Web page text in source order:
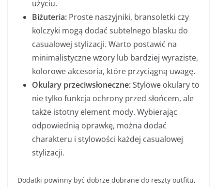
użyciu.
Biżuteria: Proste naszyjniki, bransoletki czy
kolczyki mogą dodać subtelnego blasku do
casualowej stylizacji. Warto postawić na
minimalistyczne wzory lub bardziej wyraziste,
kolorowe akcesoria, które przyciągną uwagę.
Okulary przeciwsłoneczne:Stylowe okulary to
nie tylko funkcja ochrony przed słońcem, ale
także istotny element mody. Wybierając
odpowiednią oprawkę, można dodać
charakteru i stylowości każdej casualowej
stylizacji.
Dodatki powinny być dobrze dobrane do reszty outfitu,